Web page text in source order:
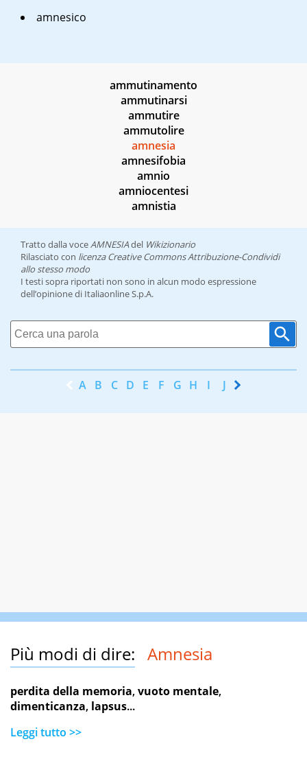
amnesico
ammutinamento
ammutinarsi
ammutire
ammutolire
amnesia
amnesifobia
amnio
amniocentesi
amnistia
Tratto dalla voceAMNESIAdel Wikizionario
Rilasciato con licenza Creative Commons Attribuzione-Condividi
allo stesso modo
I testi sopra riportati non sono in alcun modo espressione
dell’opinione di Italiaonline S.p.A.
A B C D E F G H I J K
Più modi di dire: Amnesia
perdita della memoria,vuoto mentale,
dimenticanza, lapsus...
Leggi tutto >>